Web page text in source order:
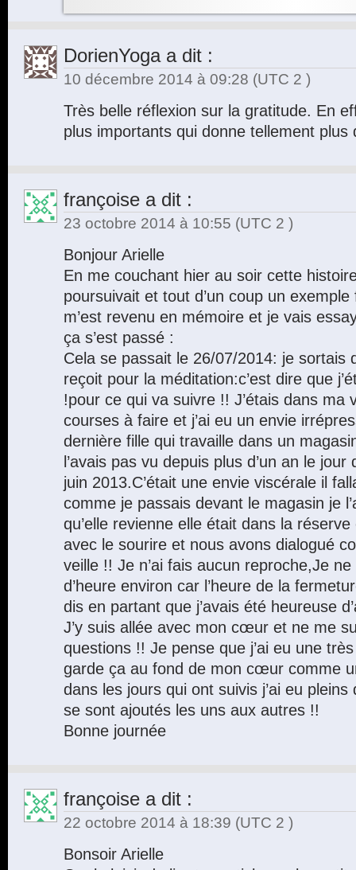
DorienYogaa dit :
10 décembre 2014 à 09:28 (UTC 2 )
Très belle réflexion sur la gratitude. En
plus importants qui donne tellement plus
françoise a dit :
23 octobre 2014 à 10:55 (UTC 2 )
Bonjour Arielle
En me couchant hier au soir cette
poursuivait et tout d’un coup un
m’est revenu en mémoire et je vais
ça s’est passé :
Cela se passait le 26/07/2014: je sortais
reçoit pour la méditation:c’est dire que
!pour ce qui va suivre !! J’étais dans ma
courses à faire et j’ai eu un envie
dernière fille qui travaille dans un
l’avais pas vu depuis plus d’un an le
juin 2013.C’était une envie viscérale il
comme je passais devant le magasin je
qu’elle revienne elle était dans la réserve
avec le sourire et nous avons dialogué
veille !! Je n’ai fais aucun reproche,Je
d’heure environ car l’heure de la
dis en partant que j’avais été heureuse
J’y suis allée avec mon cœur et ne me
questions !! Je pense que j’ai eu une
garde ça au fond de mon cœur comme
dans les jours qui ont suivis j’ai eu
se sont ajoutés les uns aux autres !!
Bonne journée
françoise a dit :
22 octobre 2014 à 18:39 (UTC 2 )
Bonsoir Arielle